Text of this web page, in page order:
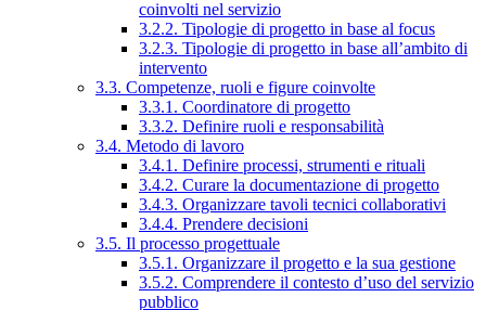
coinvolti nel servizio
3.2.2. Tipologie di progetto in base al focus
3.2.3. Tipologie di progetto in base all’ambito di
intervento
3.3. Competenze, ruoli e figure coinvolte
3.3.1. Coordinatore di progetto
3.3.2. Definire ruoli e responsabilità
3.4. Metodo di lavoro
3.4.1. Definire processi, strumenti e rituali
3.4.2. Curare la documentazione di progetto
3.4.3. Organizzare tavoli tecnici collaborativi
3.4.4. Prendere decisioni
3.5. Il processo progettuale
3.5.1. Organizzare il progetto e la sua gestione
3.5.2. Comprendere il contesto d’uso del servizio
pubblico